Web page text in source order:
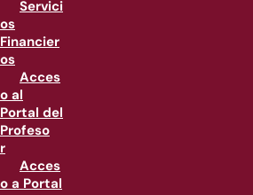
Servici
os
Financier
os
Acces
o al
Portal del
Profeso
r
Acces
o a Portal